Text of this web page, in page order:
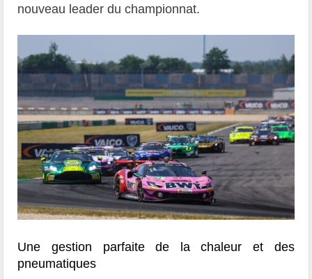
nouveau leader du championnat.
Une gestion parfaite de la chaleur et des
pneumatiques